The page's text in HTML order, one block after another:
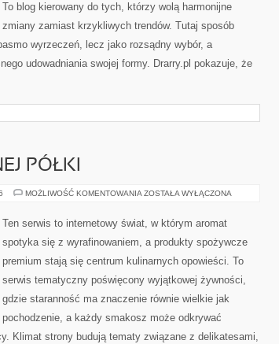
To blog kierowany do tych, którzy wolą harmonijne
zmiany zamiast krzykliwych trendów. Tutaj sposób
wyrzeczeń, lecz jako rozsądny wybór, a
udowadniania swojej formy. Drarry.pl pokazuje, że
PÓŁKI
MOŻLIWOŚĆ KOMENTOWANIA PRODUKTY
PÓŁKI
ZOSTAŁA WYŁĄCZONA
Ten serwis to internetowy świat, w którym aromat
spotyka się z wyrafinowaniem, a produkty spożywcze
premium stają się centrum kulinarnych opowieści. To
serwis tematyczny poświęcony wyjątkowej żywności,
gdzie staranność ma znaczenie równie wielkie jak
pochodzenie, a każdy smakosz może odkrywać
Klimat strony budują tematy związane z delikatesami,